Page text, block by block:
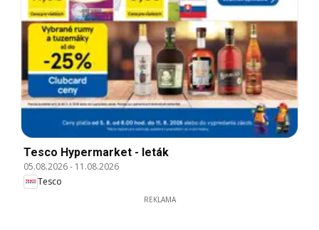
Tesco Hypermarket - leták
05.08.2026- 11.08.2026
Tesco
REKLAMA